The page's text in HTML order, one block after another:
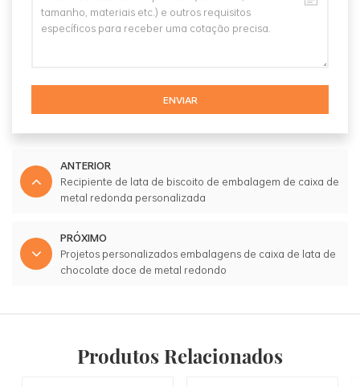
ENVIAR
ANTERIOR
Recipiente de lata de biscoito de embalagem de caixa de
metal redonda personalizada
PRÓXIMO
Projetos personalizados embalagens de caixa de lata de
chocolate doce de metal redondo
Produtos Relacionados